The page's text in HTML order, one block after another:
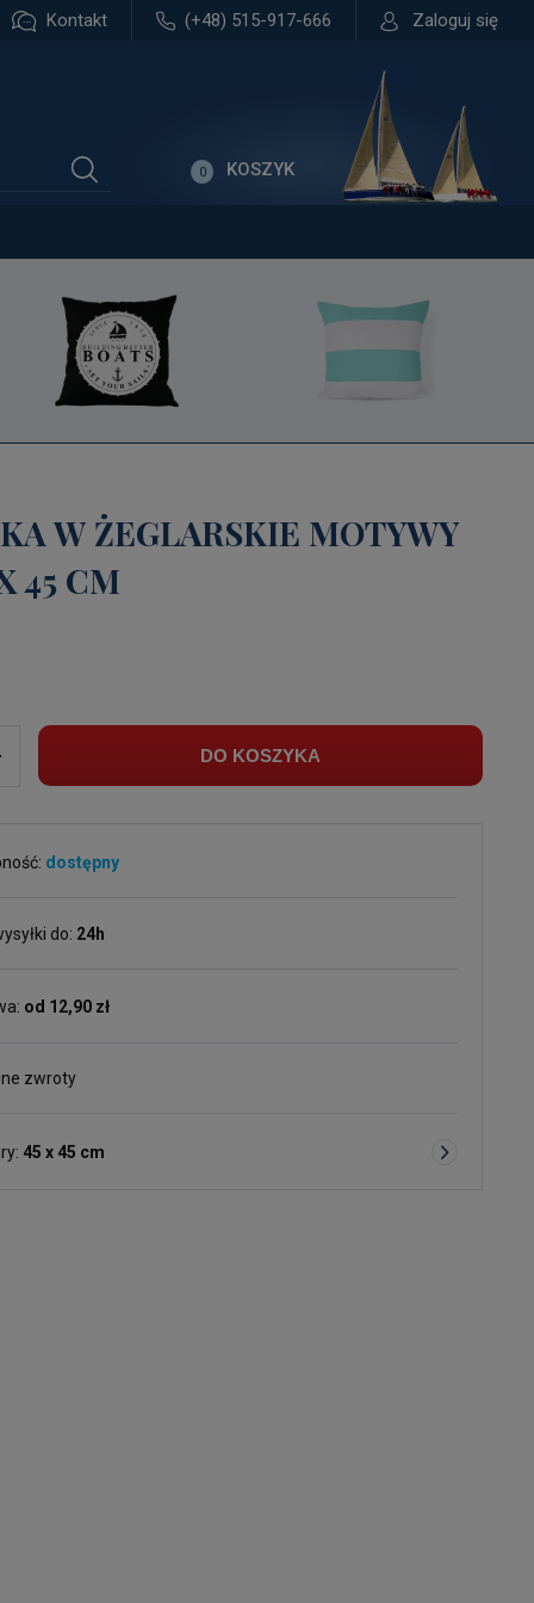
Kontakt (+48) 515-917-666 Zaloguj się
KOSZYK
0
W ŻEGLARSKIE MOTYWY
45 CM
DO KOSZYKA
dostępny
do: 24h
od 12,90 zł
zwroty
45 x 45 cm